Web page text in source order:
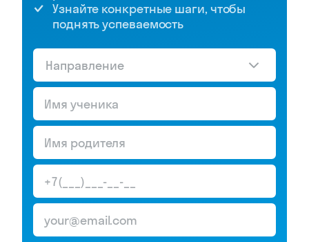
Узнайте конкретные шаги, чтобы
поднять успеваемость
Направление